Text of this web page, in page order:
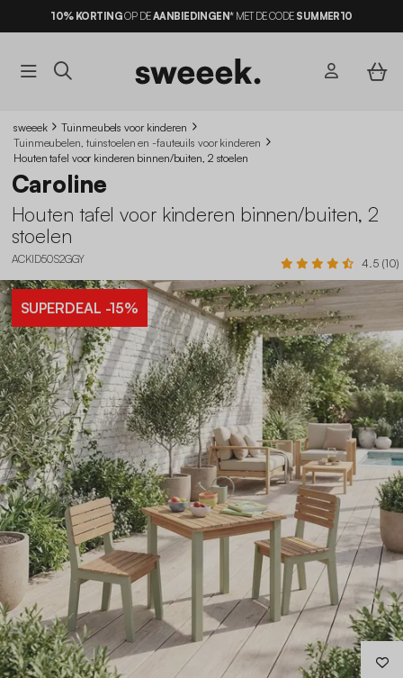
10% KORTINGOP DEAANBIEDINGEN*MET DE CODE SUMMER10
sweeek
Tuinmeubels voor kinderen
Tuinmeubelen, tuinstoelen en -fauteuils voor kinderen
Houten tafel voor kinderen binnen/buiten, 2 stoelen
Caroline
Houten tafel voor kinderen binnen/buiten, 2
stoelen
ACKID50S2GGY 4.5 (10)
SUPERDEAL -15%